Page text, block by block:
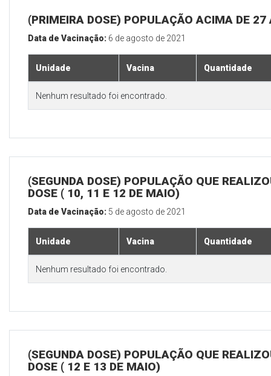
(PRIMEIRA DOSE) POPULAÇÃO ACIMA DE 27
Data de Vacinação: 6 de agosto de 2021
Unidade Vacina Quantidade
Nenhum resultado foi encontrado.
(SEGUNDA DOSE) POPULAÇÃO QUE
DOSE ( 10, 11 E 12 DE MAIO)
Data de Vacinação: 5 de agosto de 2021
Unidade Vacina Quantidade
Nenhum resultado foi encontrado.
(SEGUNDA DOSE) POPULAÇÃO QUE
DOSE ( 12 E 13 DE MAIO)